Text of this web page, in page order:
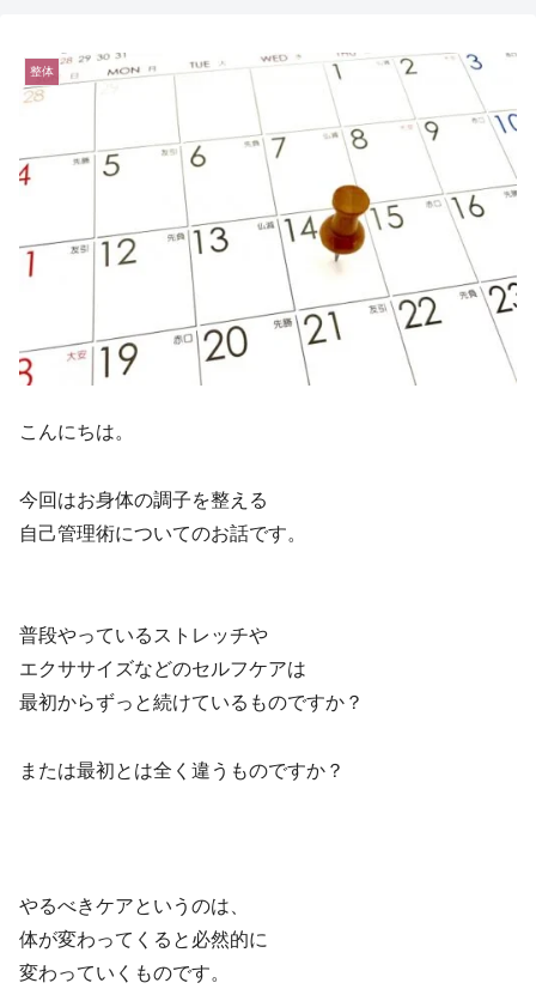
整体
こんにちは。
今回はお身体の調子を整える
自己管理術についてのお話です。
普段やっているストレッチや
エクササイズなどのセルフケアは
最初からずっと続けているものですか？
または最初とは全く違うものですか？
やるべきケアというのは、
体が変わってくると必然的に
変わっていくものです。